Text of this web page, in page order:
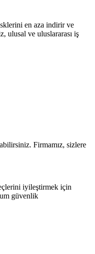
en aza indirir ve
ulusal ve uluslararası iş
Firmamız, sizlere
iyileştirmek için
güvenlik